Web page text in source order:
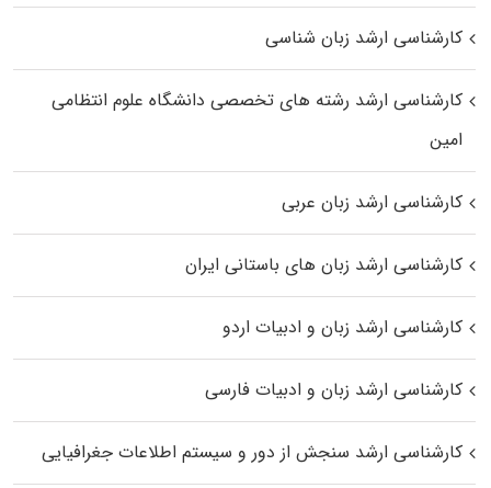
کارشناسی ارشد زبان شناسی
کارشناسی ارشد رﺷﺘﻪ ﻫﺎی تخصصی داﻧﺸﮕﺎه ﻋﻠﻮم انتظامی
اﻣﻴﻦ
کارشناسی ارشد زبان عربی
کارشناسی ارشد زبان‌ های باستانی ایران
کارشناسی ارشد زبان و ادبیات اردو
کارشناسی ارشد زبان و ادبیات فارسی
کارشناسی ارشد سنجش از دور و سیستم اطلاعات جغرافیایی